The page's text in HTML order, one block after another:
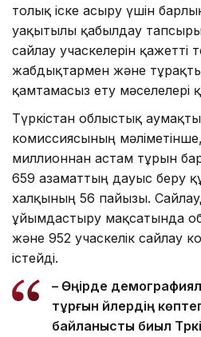
толық іске асыру үшін
уақытылы қабылдау
сайлау учаскелерін қажетті
жабдықтармен және
қамтамасыз ету мәселелері
Түркістан облыстық
комиссиясының
миллионнан астам тұрғын
659 азаматтың дауыс беру
халқының 56 пайызы.
ұйымдастыру мақсатында
және 952 учаскелік сайлау
істейді.
– Өңірде
тұрғын үйлердің
байланысты биыл